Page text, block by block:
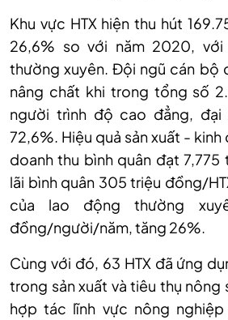
Khu vực HTX hiện thu hút
26,6% so với năm 2020,
thường xuyên. Đội ngũ cán bộ
nâng chất khi trong tổng số
người trình độ cao đẳng,
72,6%. Hiệu quả sản xuất -
doanh thu bình quân đạt 7,775
lãi bình quân 305 triệu đồng/
của lao động thường
đồng/người/năm, tăng 26%.
Cùng với đó, 63 HTX đã ứng
trong sản xuất và tiêu thụ nông
hợp tác lĩnh vực nông